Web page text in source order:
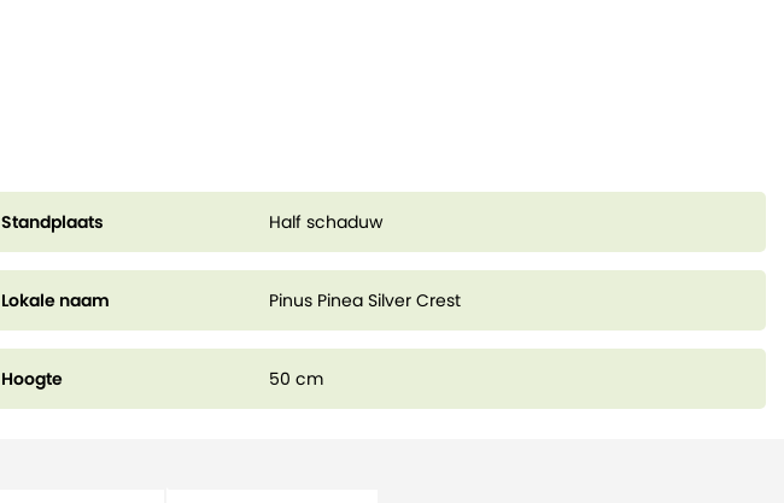
Standplaats Half schaduw
Lokale naam Pinus Pinea Silver Crest
Hoogte 50 cm